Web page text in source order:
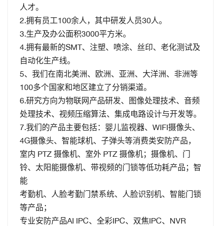
人才。
2.拥有员工100余人，其中研发人员30人。
3.生产及办公面积3000平方米。
4.拥有最新的SMT、注塑、喷涂、丝印、老化测试及
自动化生产线。
5、我们在南北美洲、欧洲、亚洲、大洋洲、非洲等
100多个国家和地区建立了分销渠道。
6.研究方向为物联网产品研发、图像处理技术、音频
处理技术、视频压缩算法、集成电路设计与开发等。
7.我们的产品主要包括：婴儿监视器、WIFI摄像头、
4G摄像头、智能球机、子弹头等消费类安防产品，
室内 PTZ 摄像机、室外 PTZ 摄像机；摄像机、门
铃、太阳能摄像机、带视频的门锁等低功耗产品；智
能
考勤机、人脸考勤门禁系统、人脸识别机、智能门锁
等产品；
专业安防产品AI IPC、全彩IPC、双焦IPC、NVR